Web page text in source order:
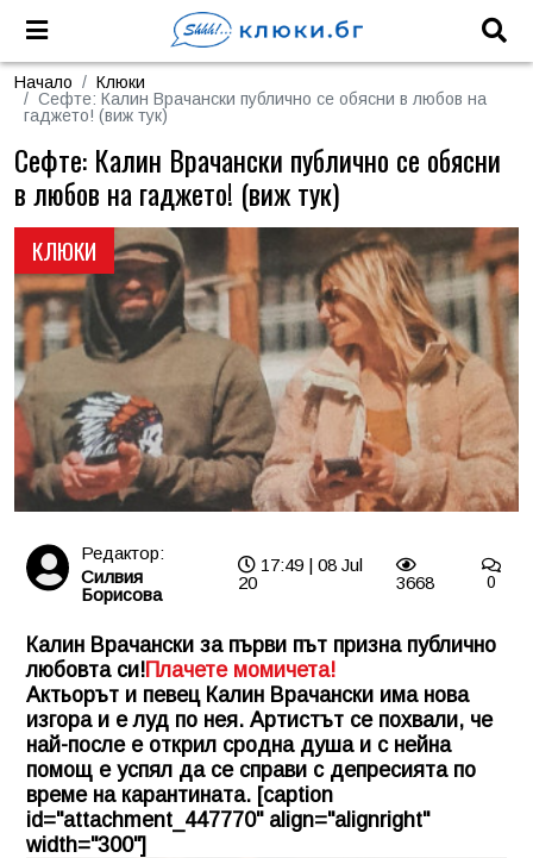
Начало
Клюки
Сефте: Калин Врачански публично се обясни в любов на
гаджето! (виж тук)
КЛЮКИ
Сефте: Калин Врачански публично се обясни
в любов на гаджето! (виж тук)
Редактор:
Силвия
Борисова
17:49 | 08 Jul
20
3668 0
Калин Врачански за първи път призна публично
любовта си!Плачете момичета!
Актьорът и певец Калин Врачански има нова
изгора и е луд по нея. Артистът се похвали, че
най-после е открил сродна душа и с нейна
помощ е успял да се справи с депресията по
време на карантината. [caption
id="attachment_447770" align="alignright"
width="300"]